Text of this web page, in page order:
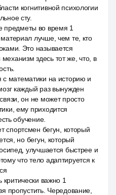
когнитивной психологии
сту.
предметы во время 1
лучше, чем те, кто
Это называется
здесь тот же, что, в
математики на историю и
каждый раз вынужден
он не может просто
ему приходится
обучение.
спортсмен бегун, который
но бегун, который
улучшается быстрее и
что тело адаптируется к
важно 1
пропустить. Чередование,